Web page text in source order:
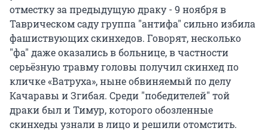
отместку за предыдущую драку - 9 ноября в
Таврическом саду группа "антифа" сильно избила
фашиствующих скинхедов. Говорят, несколько
"фа" даже оказались в больнице, в частности
серьёзную травму головы получил скинхед по
кличке «Ватруха», ныне обвиняемый по делу
Качаравы и Згибая. Среди "победителей" той
драки был и Тимур, которого обозленные
скинхеды узнали в лицо и решили отомстить.